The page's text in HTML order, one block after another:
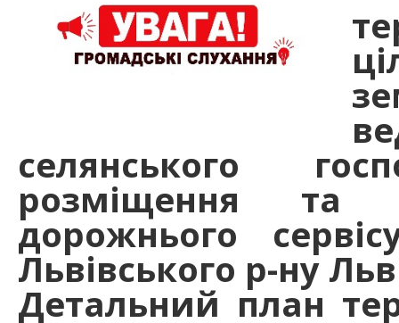
селянського
розміщення та
дорожнього
Львівського р-ну
Детальний план